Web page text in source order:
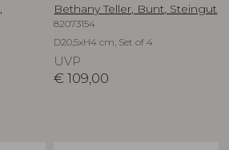
Bethany Teller, Bunt, Steingut
82073154
D20,5xH4 cm, Set of 4
UVP
€ 109,00